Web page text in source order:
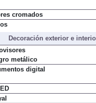
cromados
Decoración exterior e
metálico
digital